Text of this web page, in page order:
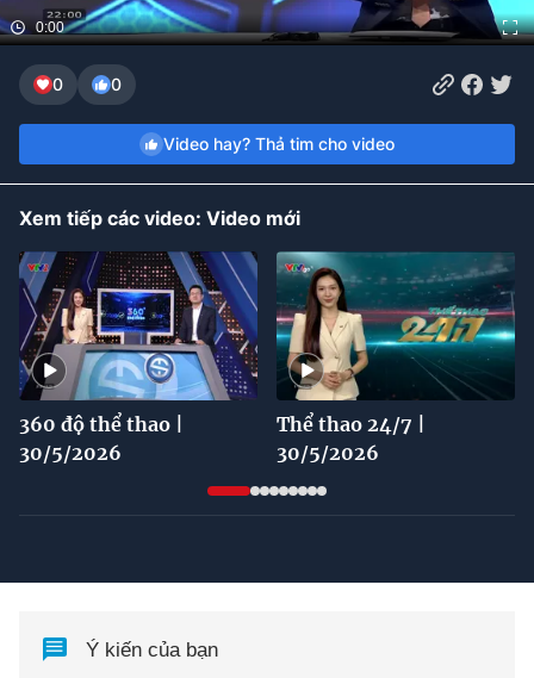
Bóng đá
Thể thao Điện tử
Các môn khác
VIDEO
Bên lề
0:00
0 0
Video hay? Thả tim cho video
Xem tiếp các video: Video mới
360 độ thể thao |
30/5/2026
Thể thao 24/7 |
30/5/2026
Ý kiến của bạn